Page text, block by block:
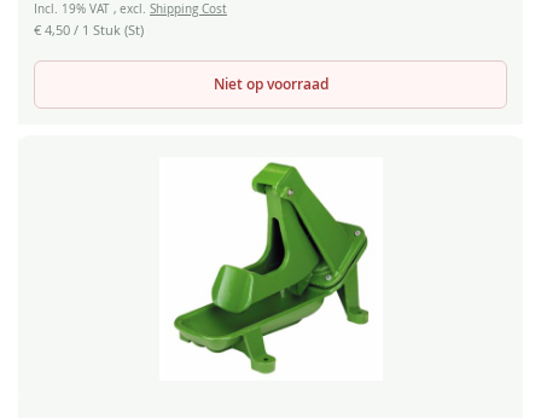
Incl. 19% VAT , excl. Shipping Cost
€ 4,50 / 1 Stuk (St)
Niet op voorraad